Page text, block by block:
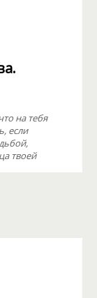
на тебя
если
твоей